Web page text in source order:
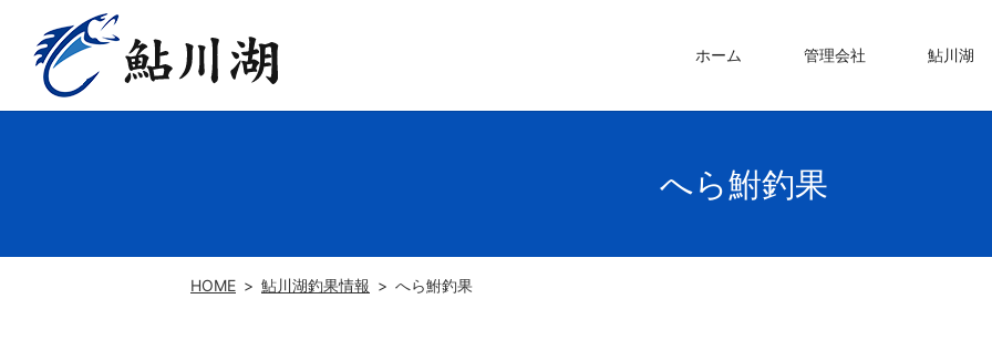
ホーム 管理会社 鮎川湖
へら鮒釣果
HOME 鮎川湖釣果情報 へら鮒釣果